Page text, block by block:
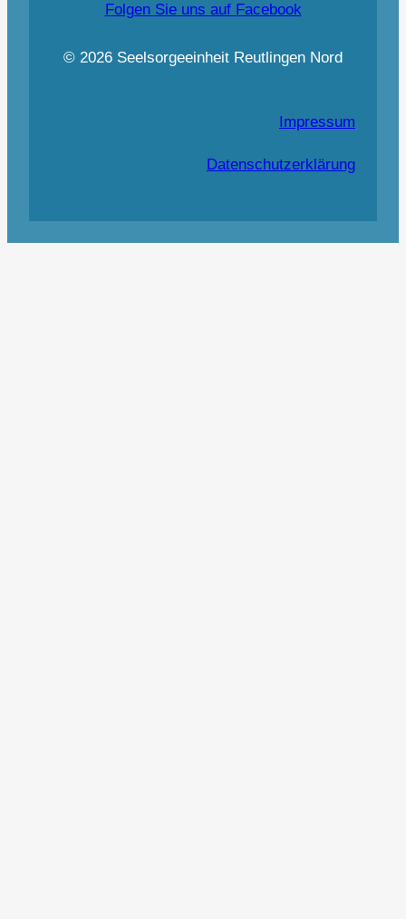
Folgen Sie uns auf Facebook
© 2026 Seelsorgeeinheit Reutlingen Nord
Impressum
Datenschutzerklärung